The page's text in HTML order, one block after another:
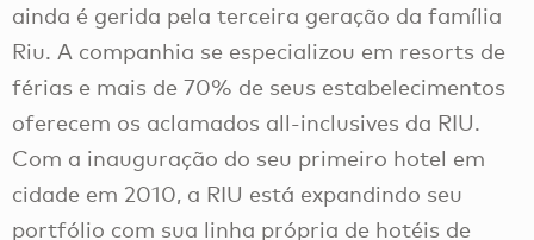
ainda é gerida pela terceira geração da família
Riu. A companhia se especializou em resorts de
férias e mais de 70% de seus estabelecimentos
oferecem os aclamados all-inclusives da RIU.
Com a inauguração do seu primeiro hotel em
cidade em 2010, a RIU está expandindo seu
portfólio com sua linha própria de hotéis de